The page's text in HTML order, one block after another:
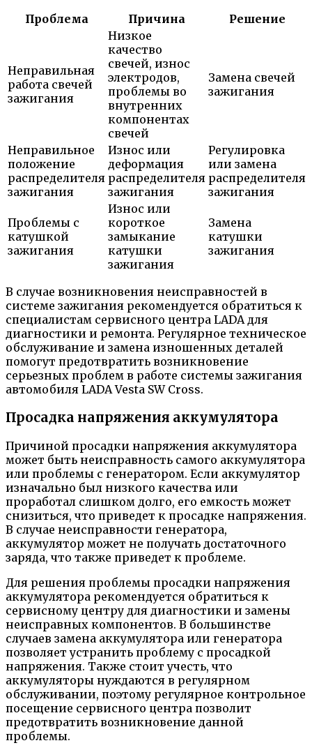
Проблема
Причина Решение
Неправильная
работа свечей
зажигания
Низкое
качество
свечей, износ
электродов,
проблемы во
внутренних
компонентах
свечей
Замена свечей
зажигания
Неправильное
положение
распределителя
зажигания
Износ или
деформация
распределителя
зажигания
Регулировка
или замена
распределителя
зажигания
Проблемы с
катушкой
зажигания
Износ или
короткое
замыкание
катушки
зажигания
Замена
катушки
зажигания
В случае возникновения неисправностей в
системе зажигания рекомендуется обратиться к
специалистам сервисного центра LADA для
диагностики и ремонта. Регулярное техническое
обслуживание и замена изношенных деталей
помогут предотвратить возникновение
серьезных проблем в работе системы зажигания
автомобиля LADA Vesta SW Cross.
Просадка напряжения аккумулятора
Причиной просадки напряжения аккумулятора
может быть неисправность самого аккумулятора
или проблемы с генератором. Если аккумулятор
изначально был низкого качества или
проработал слишком долго, его емкость может
снизиться, что приведет к просадке напряжения.
В случае неисправности генератора,
аккумулятор может не получать достаточного
заряда, что также приведет к проблеме.
Для решения проблемы просадки напряжения
аккумулятора рекомендуется обратиться к
сервисному центру для диагностики и замены
неисправных компонентов. В большинстве
случаев замена аккумулятора или генератора
позволяет устранить проблему с просадкой
напряжения. Также стоит учесть, что
аккумуляторы нуждаются в регулярном
обслуживании, поэтому регулярное контрольное
посещение сервисного центра позволит
предотвратить возникновение данной
проблемы.